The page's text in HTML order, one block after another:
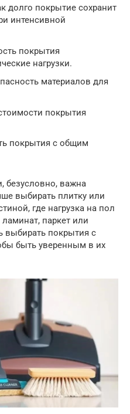
долго покрытие сохранит
интенсивной
покрытия
нагрузки.
материалов для
покрытия
покрытия с общим
безусловно, важна
выбирать плитку или
где нагрузка на пол
паркет или
выбирать покрытия с
быть уверенным в их